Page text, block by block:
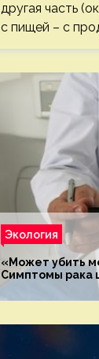
другая часть
с пищей – с
Экология
«Может убить
Симптомы рака
новости